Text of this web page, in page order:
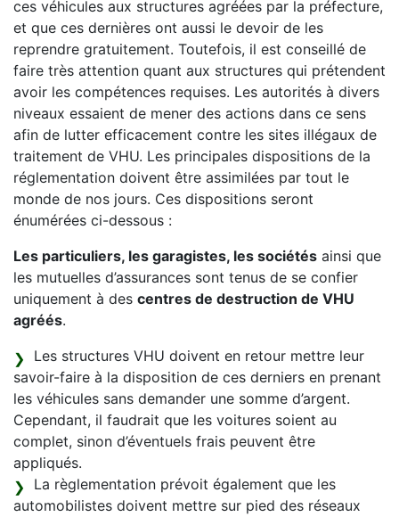
ces véhicules aux structures agréées par la préfecture,
et que ces dernières ont aussi le devoir de les
reprendre gratuitement. Toutefois, il est conseillé de
faire très attention quant aux structures qui prétendent
avoir les compétences requises. Les autorités à divers
niveaux essaient de mener des actions dans ce sens
afin de lutter efficacement contre les sites illégaux de
traitement de VHU. Les principales dispositions de la
réglementation doivent être assimilées par tout le
monde de nos jours. Ces dispositions seront
énumérées ci-dessous :
Les particuliers, les garagistes, les sociétés ainsi que
les mutuelles d’assurances sont tenus de se confier
uniquement à des centres de destruction de VHU
agréés.
Les structures VHU doivent en retour mettre leur
savoir-faire à la disposition de ces derniers en prenant
les véhicules sans demander une somme d’argent.
Cependant, il faudrait que les voitures soient au
complet, sinon d’éventuels frais peuvent être
appliqués.
La règlementation prévoit également que les
automobilistes doivent mettre sur pied des réseaux